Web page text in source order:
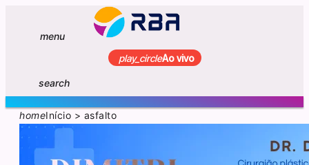
menu
play_circleAo vivo
search
homeInício > asfalto